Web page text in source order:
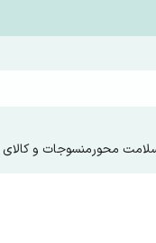
محورمنسوجات و